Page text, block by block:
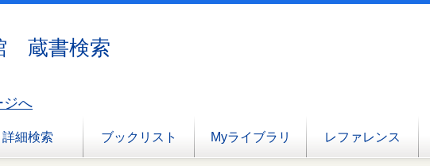
蔵書検索
ジへ
詳細検索 ブックリスト Myライブラリ レファレンス